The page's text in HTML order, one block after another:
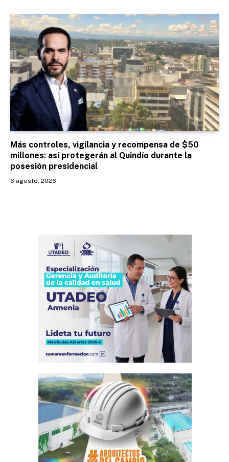
Más controles, vigilancia y recompensa de $50
millones: así protegerán al Quindío durante la
posesión presidencial
6 agosto, 2026